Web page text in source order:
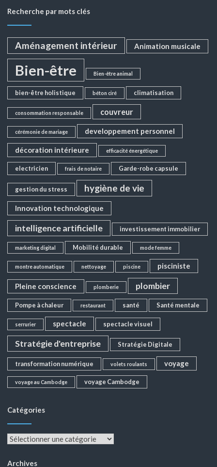
Recherche par mots clés
Aménagement intérieur Animation musicale
Bien-être Bien-être animal
bien-être holistique béton ciré climatisation
consommation responsable couvreur
cérémonie de mariage developpement personnel
décoration intérieure efficacité énergétique
electricien frais de notaire Garde-robe capsule
gestion du stress hygiène de vie
Innovation technologique
intelligence artificielle investissement immobilier
marketing digital Mobilité durable mode femme
montre automatique nettoyage piscine pisciniste
Pleine conscience plomberie plombier
Pompe à chaleur restaurant santé Santé mentale
serrurier spectacle spectacle visuel
Stratégie d'entreprise Stratégie Digitale
transformation numérique volets roulants voyage
voyage au Cambodge voyage Cambodge
Catégories
Catégories
Archives